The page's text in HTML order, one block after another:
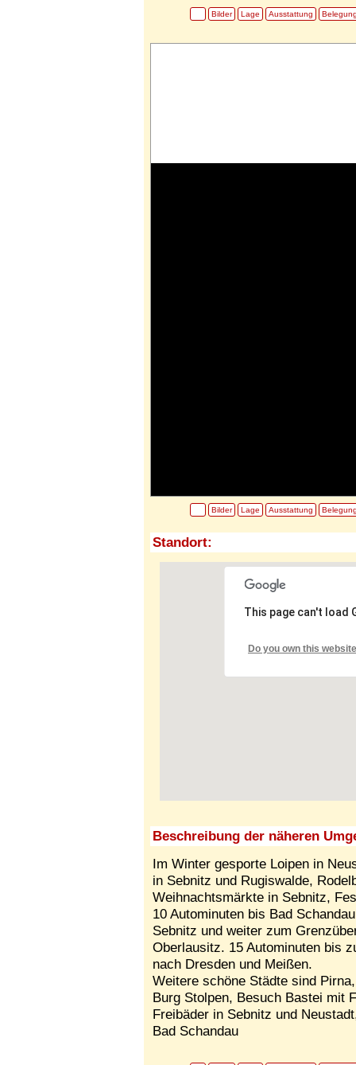
Bilder Lage Ausstattung
Bilder Lage Ausstattung
Standort:
This page can't load
Do you own this
Beschreibung der näheren
Im Winter gesporte Loipen in
in Sebnitz und Rugiswalde,
Weihnachtsmärkte in Sebnitz,
10 Autominuten bis Bad
Sebnitz und weiter zum
Oberlausitz. 15 Autominuten bis
nach Dresden und Meißen.
Weitere schöne Städte sind
Burg Stolpen, Besuch Bastei mit
Freibäder in Sebnitz und
Bad Schandau